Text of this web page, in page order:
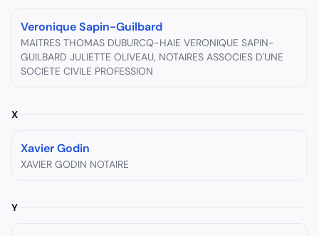
Veronique Sapin-Guilbard
MAITRES THOMAS DUBURCQ-HAIE VERONIQUE SAPIN-
GUILBARD JULIETTE OLIVEAU, NOTAIRES ASSOCIES D'UNE
SOCIETE CIVILE PROFESSION
X
Xavier Godin
XAVIER GODIN NOTAIRE
Y